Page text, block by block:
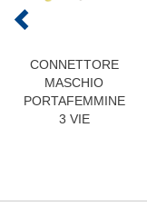
CONNETTORE
MASCHIO
PORTAFEMMINE
3 VIE